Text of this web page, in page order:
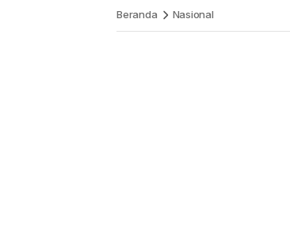
Beranda Nasional